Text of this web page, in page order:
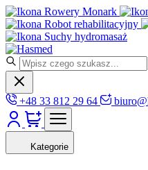
Rowery Monark
Robot rehabilitacyjny
Suchy hydromasaż
+48 33 812 29 64
Kategorie